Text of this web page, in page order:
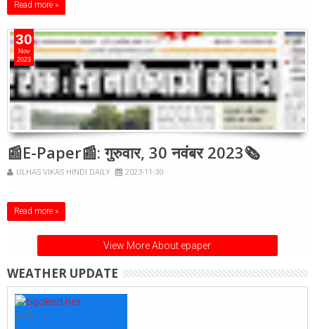
Read more »
30
Nov
2023
📰E-Paper📰: गुरुवार, 30 नवंबर 2023🗞
ULHAS VIKAS HINDI DAILY 2023-11-30
Read more »
View More About epaper
WEATHER UPDATE
+29